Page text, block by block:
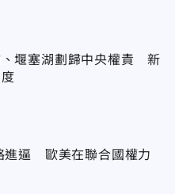
、堰塞湖劃歸中央權責 新
進逼 歐美在聯合國權力